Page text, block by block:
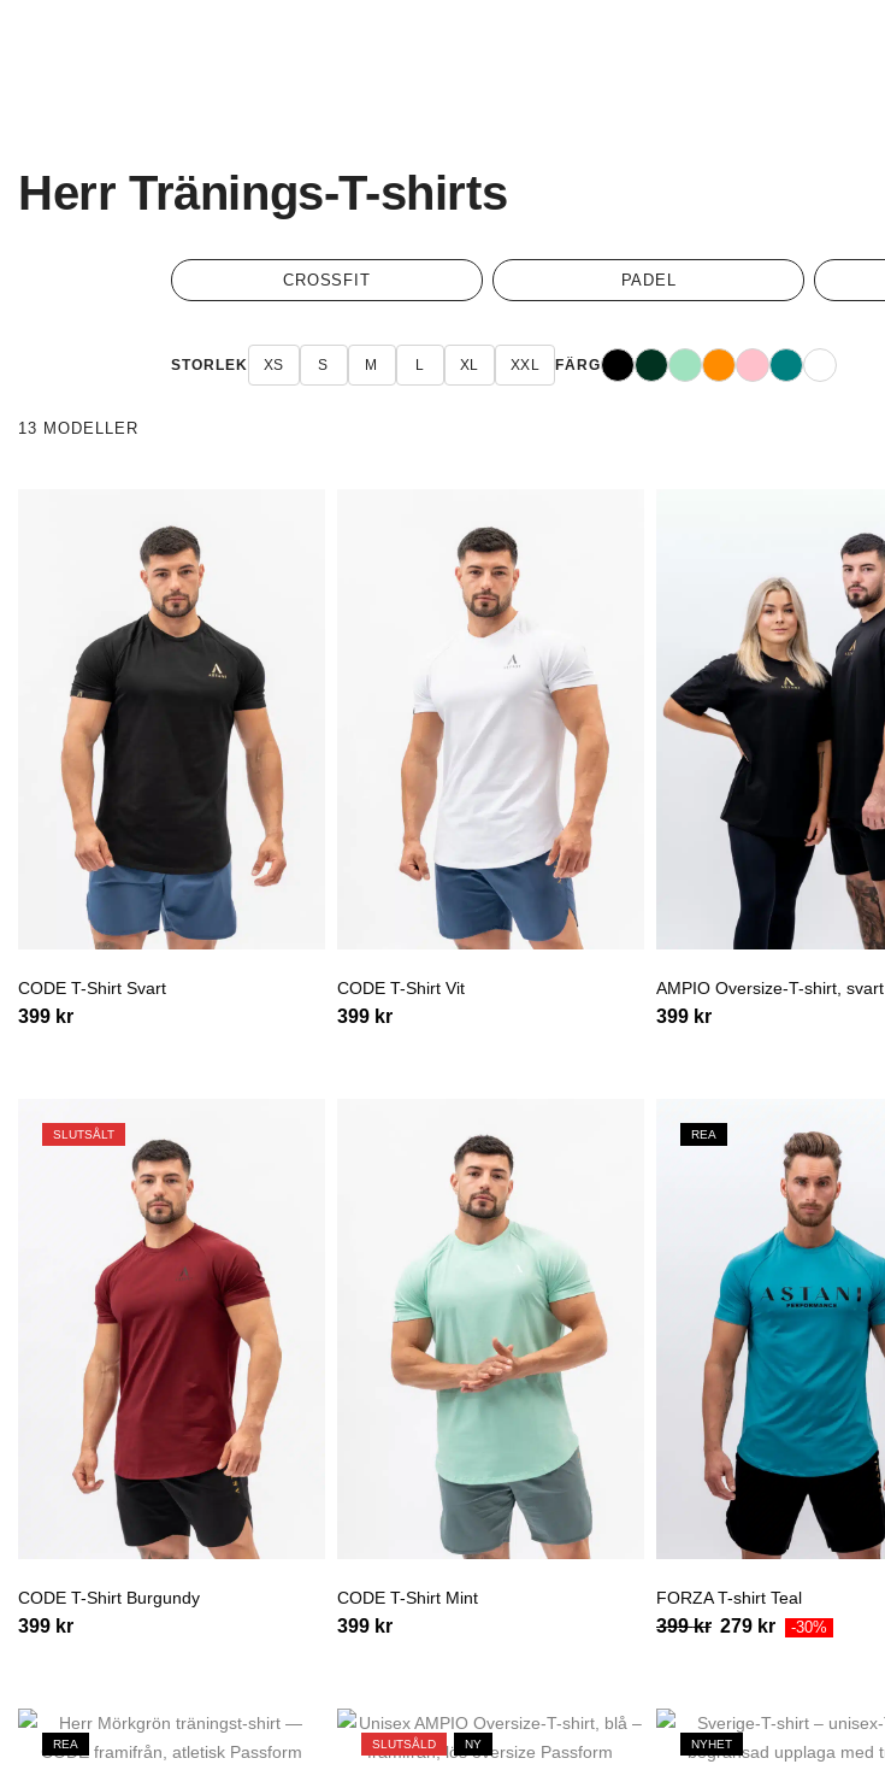
Herr Tränings-T-shirts
CROSSFIT PADEL
STORLEK XS S M L XL XXL FÄRGSvartMörkgrön
MintOrangeRosaBlågrön
Vit
13 MODELLER
CODE T-Shirt Svart
399 kr
CODE T-Shirt Vit
399 kr
AMPIO Oversize-T-shirt, svart
399 kr
SLUTSÅLT
CODE T-Shirt Burgundy
399 kr
CODE T-Shirt Mint
399 kr
REA
FORZA T-shirt Teal
399kr 279 kr -30%
REA SLUTSÅLD NY NYHET